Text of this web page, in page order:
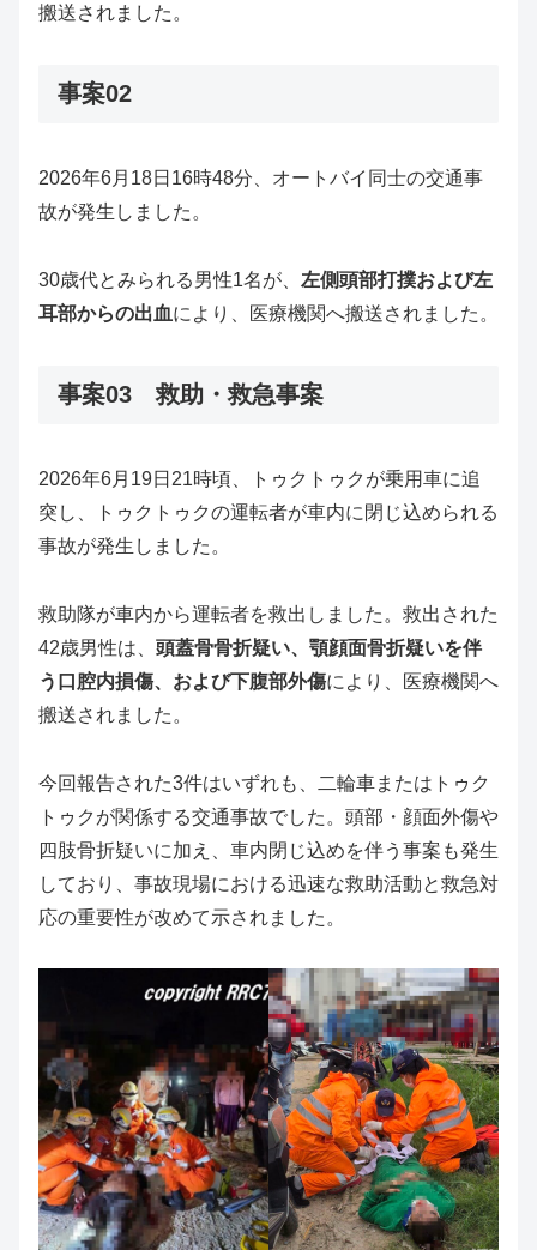
搬送されました。
事案02
2026年6月18日16時48分、オートバイ同士の交通事
故が発生しました。
30歳代とみられる男性1名が、 左側頭部打撲および左
耳部からの出血により、医療機関へ搬送されました。
事案03 救助・救急事案
2026年6月19日21時頃、トゥクトゥクが乗用車に追
突し、トゥクトゥクの運転者が車内に閉じ込められる
事故が発生しました。
救助隊が車内から運転者を救出しました。救出された
42歳男性は、 頭蓋骨骨折疑い、顎顔面骨折疑いを伴
う口腔内損傷、および下腹部外傷により、医療機関へ
搬送されました。
今回報告された3件はいずれも、二輪車またはトゥク
トゥクが関係する交通事故でした。頭部・顔面外傷や
四肢骨折疑いに加え、車内閉じ込めを伴う事案も発生
しており、事故現場における迅速な救助活動と救急対
応の重要性が改めて示されました。